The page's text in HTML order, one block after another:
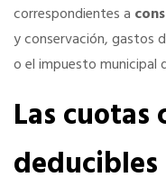
Tu CRM AC
Asesoramiento
correspondientes a
y conservación, gastos
o el impuesto municipal
Las cuotas
deducibles